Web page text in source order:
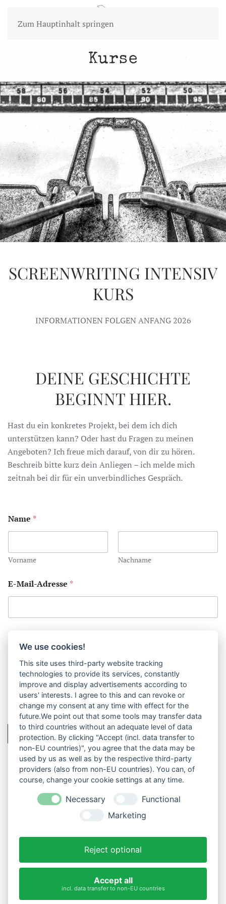
Zum Hauptinhalt springen
Kurse
SCREENWRITING INTENSIV
KURS
INFORMATIONEN FOLGEN ANFANG 2026
DEINE GESCHICHTE
BEGINNT HIER.
Hast du ein konkretes Projekt, bei dem ich dich
unterstützen kann? Oder hast du Fragen zu meinen
Angeboten? Ich freue mich darauf, von dir zu hören.
Beschreib bitte kurz dein Anliegen – ich melde mich
zeitnah bei dir für ein unverbindliches Gespräch.
Name *
Vorname Nachname
E-Mail-Adresse *
N
m
Absenden
DATENSCHUTZ
Titelbild:Foto von NEOSiAM 2024+
We use cookies!
This site uses third-party website tracking
technologies to provide its services, constantly
improve and display advertisements according to
users' interests. I agree to this and can revoke or
change my consent at any time with effect for the
future.We point out that some tools may transfer data
to third countries without an adequate level of data
protection. By clicking "Accept (incl. data transfer to
non-EU countries)", you agree that the data may be
used by us as well as by the respective third-party
providers (also from non-EU countries). You can, of
course, change your cookie settings at any time.
Necessary
Functional
Marketing
Reject optional
Accept all
incl. data transfer to non-EU countries